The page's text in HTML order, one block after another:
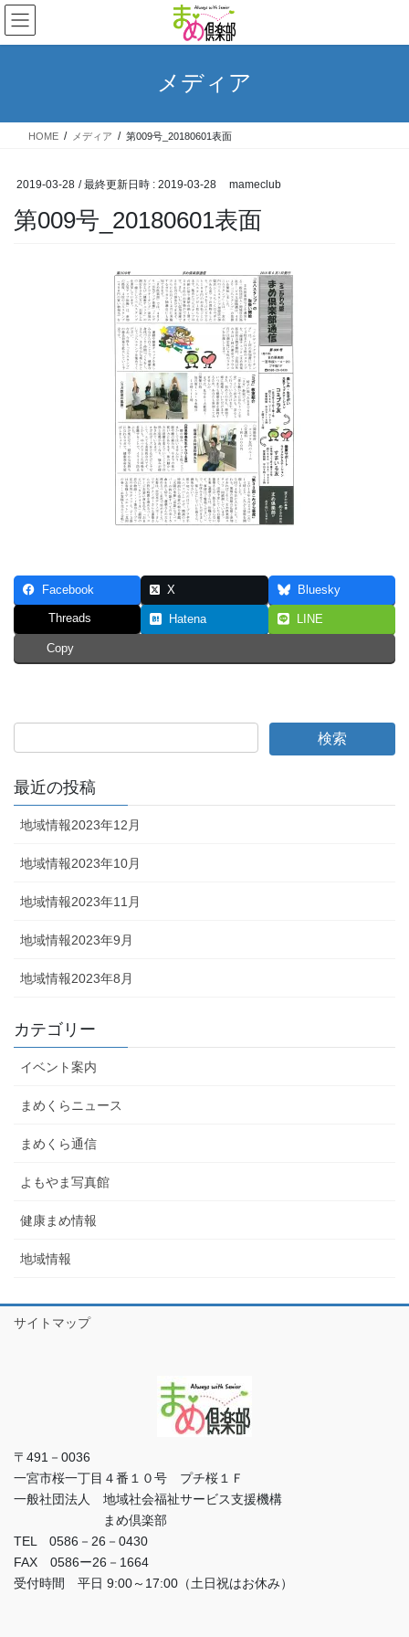
コ
ン
テ
ス
ナ
ビ
ゲ
ン
メディア
HOME メディア 第009号_20180601表面
2019-03-28 / 最終更新日時 : 2019-03-28 mameclub
第009号_20180601表面
Facebook X Bluesky
Threads Hatena LINE
Copy
最近の投稿
地域情報2023年12月
地域情報2023年10月
地域情報2023年11月
地域情報2023年9月
地域情報2023年8月
カテゴリー
イベント案内
まめくらニュース
まめくら通信
よもやま写真館
健康まめ情報
地域情報
サイトマップ
〒491－0036
一宮市桜一丁目４番１０号 プチ桜１Ｆ
一般社団法人 地域社会福祉サービス支援機構
まめ倶楽部
TEL 0586－26－0430
FAX 0586ー26－1664
受付時間 平日 9:00～17:00（土日祝はお休み）